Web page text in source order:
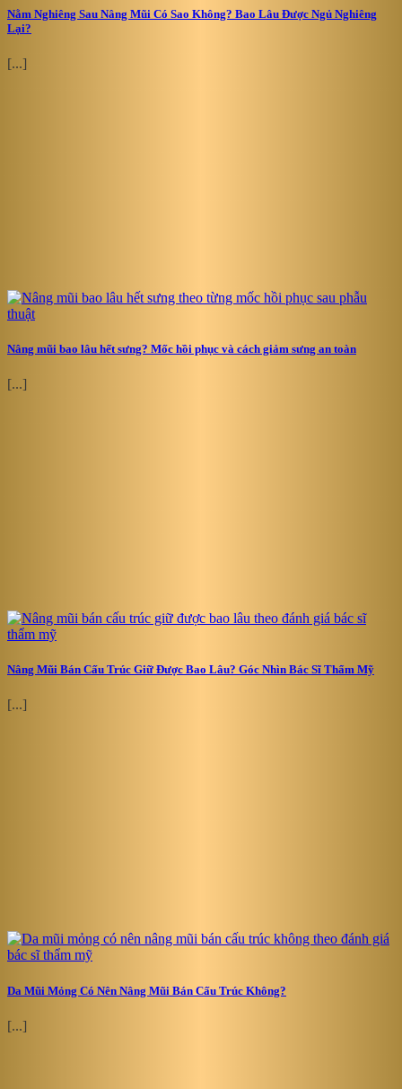
Nằm Nghiêng Sau Nâng Mũi Có Sao Không? Bao Lâu Được Ngủ Nghiêng
Lại?
[...]
Nâng mũi bao lâu hết sưng? Mốc hồi phục và cách giảm sưng an toàn
[...]
Nâng Mũi Bán Cấu Trúc Giữ Được Bao Lâu? Góc Nhìn Bác Sĩ Thẩm Mỹ
[...]
Da Mũi Mỏng Có Nên Nâng Mũi Bán Cấu Trúc Không?
[...]